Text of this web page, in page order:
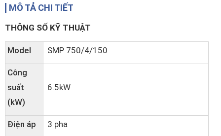
MÔ TẢ CHI TIẾT
THÔNG SỐ KỸ THUẬT
Model SMP 750/4/150
Công
suất
(kW)
6.5kW
Điện áp 3 pha